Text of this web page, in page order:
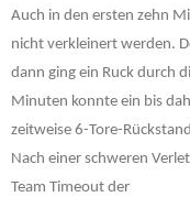
Auch in den ersten zehn
nicht verkleinert werden.
dann ging ein Ruck durch
Minuten konnte ein bis
zeitweise 6-Tore-
Nach einer schweren
Team Timeout der